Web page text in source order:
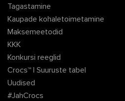
Tagastamine
Kaupade kohaletoimetamine
Maksemeetodid
KKK
Konkursi reeglid
Crocs™ | Suuruste tabel
Uudised
#JahCrocs